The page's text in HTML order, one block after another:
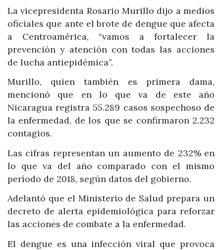
La vicepresidenta Rosario Murillo dijo a medios
oficiales que ante el brote de dengue que afecta
a Centroamérica, “vamos a fortalecer la
prevención y atención con todas las acciones
de lucha antiepidémica”.
Murillo, quien también es primera dama,
mencionó que en lo que va de este año
Nicaragua registra 55.289 casos sospechoso de
la enfermedad, de los que se confirmaron 2.232
contagios.
Las cifras representan un aumento de 232% en
lo que va del año comparado con el mismo
período de 2018, según datos del gobierno.
Adelantó que el Ministerio de Salud prepara un
decreto de alerta epidemiológica para reforzar
las acciones de combate a la enfermedad.
El dengue es una infección viral que provoca